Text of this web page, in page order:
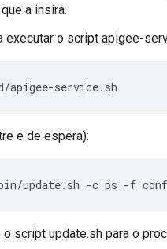
a insira.
executar o script apigee-
service.sh
e de espera):
update.sh -c ps -f
script update.sh para o